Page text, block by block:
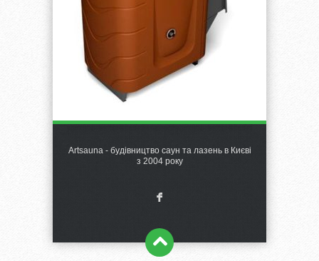
Artsauna - будівництво саун та лазень в Києві
з 2004 року
F